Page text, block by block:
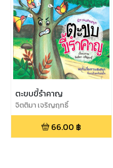
ตะขบขี้รำคาญ
จิตติมา เจริญฤทธิ์
66.00 ฿